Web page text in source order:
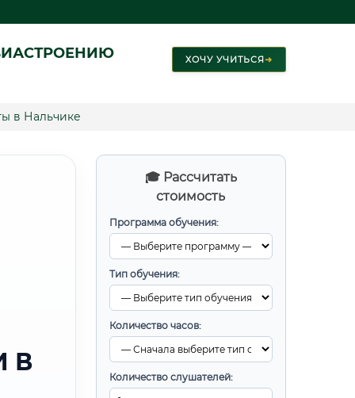
ХОЧУ УЧИТЬСЯ➜
в Нальчике
🎓 Рассчитать
стоимость
Программа обучения:
Тип обучения:
Количество часов:
Количество слушателей:
В